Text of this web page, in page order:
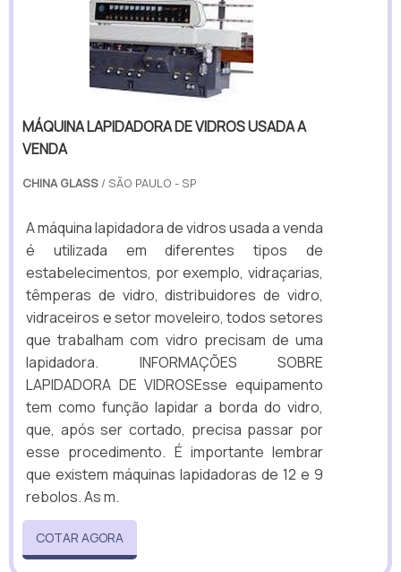
MÁQUINA LAPIDADORA DE VIDROS USADA A
VENDA
CHINA GLASS / SÃO PAULO - SP
A máquina lapidadora de vidros usada a venda
é utilizada em diferentes tipos de
estabelecimentos, por exemplo, vidraçarias,
têmperas de vidro, distribuidores de vidro,
vidraceiros e setor moveleiro, todos setores
que trabalham com vidro precisam de uma
lapidadora. INFORMAÇÕES SOBRE
LAPIDADORA DE VIDROSEsse equipamento
tem como função lapidar a borda do vidro,
que, após ser cortado, precisa passar por
esse procedimento. É importante lembrar
que existem máquinas lapidadoras de 12 e 9
rebolos. As m.
COTAR AGORA